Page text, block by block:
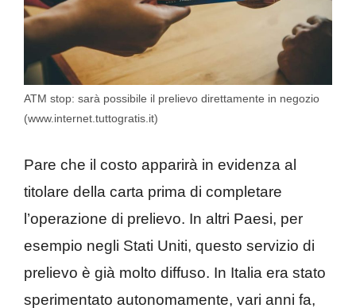
ATM stop: sarà possibile il prelievo direttamente in negozio
(www.internet.tuttogratis.it)
Pare che il costo apparirà in evidenza al
titolare della carta prima di completare
l’operazione di prelievo. In altri Paesi, per
esempio negli Stati Uniti, questo servizio di
prelievo è già molto diffuso. In Italia era stato
sperimentato autonomamente, vari anni fa,